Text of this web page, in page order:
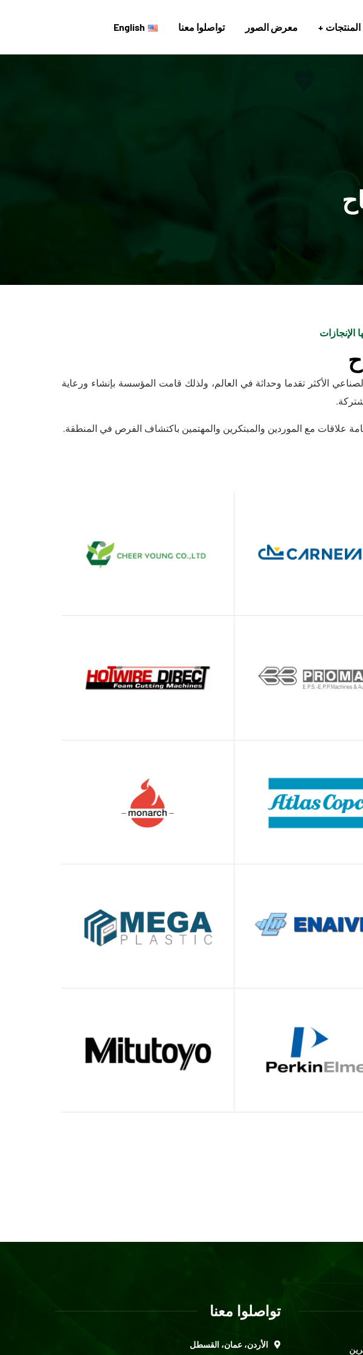
المنتجات معرض الصور تواصلوا معنا English
الإنجازات
الأكثر تقدما وحداثة في العالم، ولذلك قامت المؤسسة بإنشاء ورعاية
علاقات مع الموردين والمبتكرين والمهتمين باكتشاف الفرص في المنطقة.
تواصلوا معنا
الأردن، عمان، القسطل